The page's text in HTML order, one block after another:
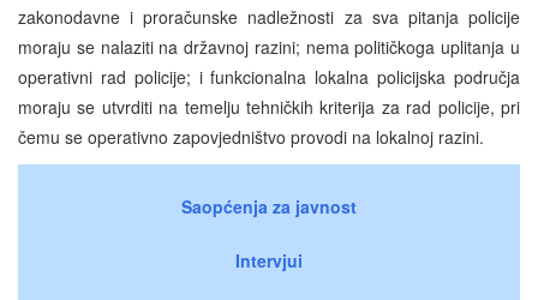
zakonodavne i proračunske nadležnosti za sva pitanja policije
moraju se nalaziti na državnoj razini; nema političkoga uplitanja u
operativni rad policije; i funkcionalna lokalna policijska područja
moraju se utvrditi na temelju tehničkih kriterija za rad policije, pri
čemu se operativno zapovjedništvo provodi na lokalnoj razini.
Saopćenja za javnost
Intervjui